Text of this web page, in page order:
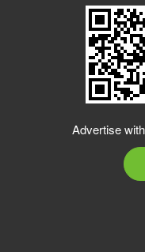
Advertise